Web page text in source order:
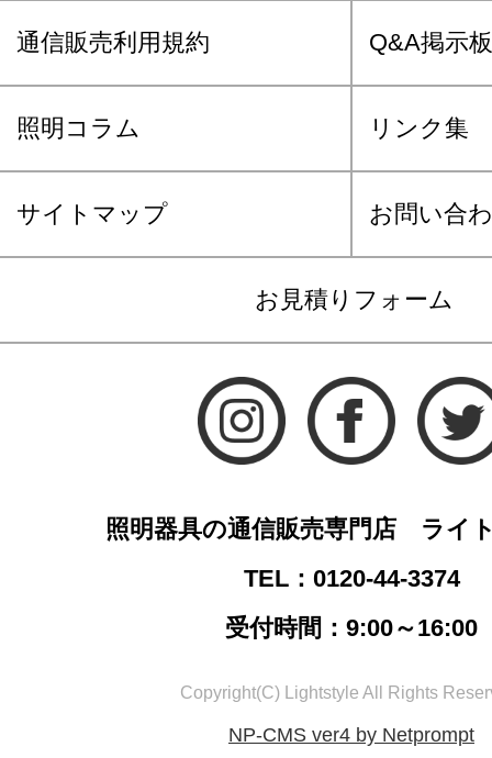
通信販売利用規約 Q&A掲示板
照明コラム リンク集
サイトマップ お問い合
お見積りフォーム
照明器具の通信販売専門店 ライ
TEL：0120-44-3374
受付時間：9:00～16:00
Copyright(C) Lightstyle All Rights
NP-CMS ver4 by Netprompt